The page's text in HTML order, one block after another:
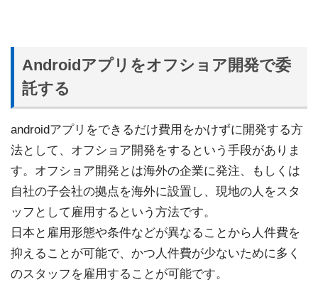
Androidアプリをオフショア開発で委
託する
androidアプリをできるだけ費用をかけずに開発する方
法として、オフショア開発をするという手段がありま
す。オフショア開発とは海外の企業に発注、もしくは
自社の子会社の拠点を海外に設置し、現地の人をスタ
ッフとして雇用するという方法です。
日本と雇用形態や条件などが異なることから人件費を
抑えることが可能で、かつ人件費が少ないために多く
のスタッフを雇用することが可能です。